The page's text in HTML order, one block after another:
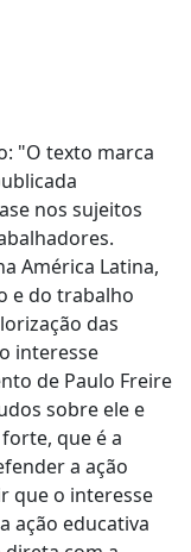
"O texto marca
nos sujeitos
América Latina,
e do trabalho
das
interesse
de Paulo Freire
sobre ele e
que é a
a ação
que o interesse
ação educativa